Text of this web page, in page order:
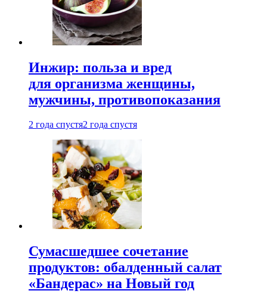
Инжир: польза и вред
для организма женщины,
мужчины, противопоказания
2 года спустя2 года спустя
Сумасшедшее сочетание
продуктов: обалденный салат
«Бандерас» на Новый год